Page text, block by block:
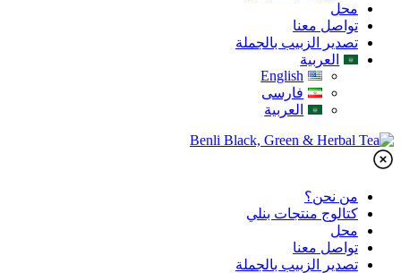
محل
تواصل معنا
تصدير الزبيب بالجملة
العربية
English
فارسی
العربية
من نحن؟
كتالوج منتجات بنلي
محل
تواصل معنا
تصدير الزبيب بالجملة